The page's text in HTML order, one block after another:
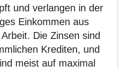
und verlangen in der
Einkommen aus
Die Zinsen sind
Krediten, und
meist auf maximal